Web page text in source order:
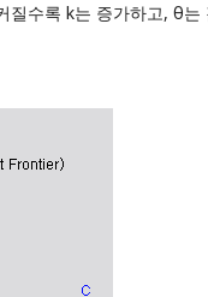
수록 k는 증가하고, θ는